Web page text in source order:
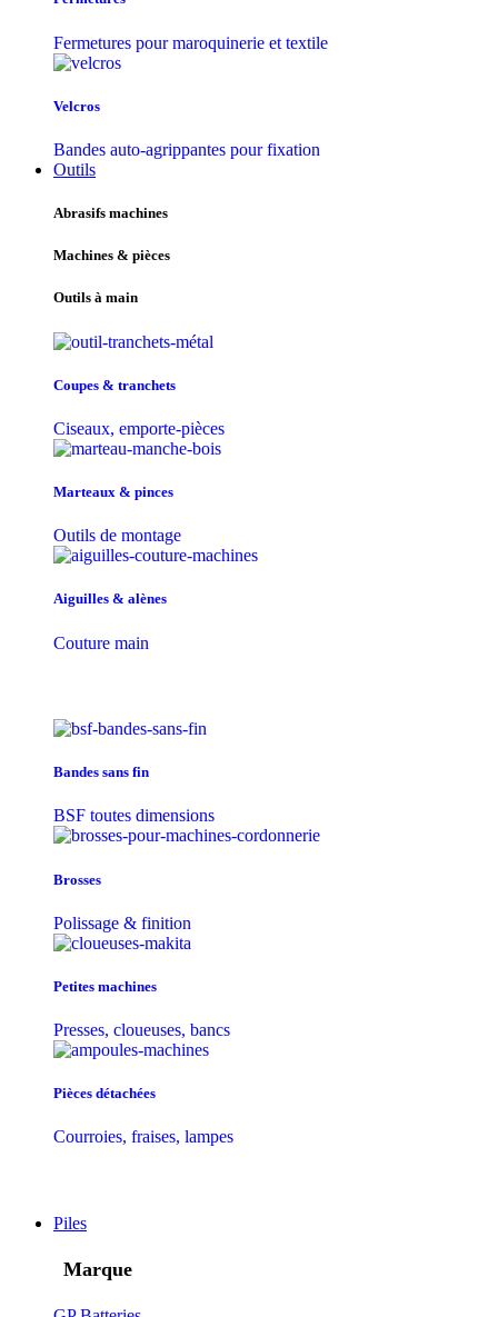
Fermetures pour maroquinerie et textile
Velcros
Bandes auto-agrippantes pour fixation
Outils
Abrasifs machines
Machines & pièces
Outils à main
Coupes & tranchets
Ciseaux, emporte-pièces
Marteaux & pinces
Outils de montage
Aiguilles & alènes
Couture main
Bandes sans fin
BSF toutes dimensions
Brosses
Polissage & finition
Petites machines
Presses, cloueuses, bancs
Pièces détachées
Courroies, fraises, lampes
Piles
Marque